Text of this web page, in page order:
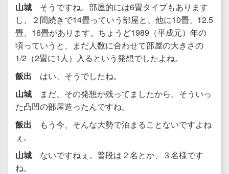
山城 そうですね。部屋的には6畳タイプもあります
し、２間続きで14畳っていう部屋と、他に10畳、12.5
畳、16畳があります。ちょうど1989（平成元）年の
頃っていうと、まだ人数に合わせて部屋の大きさの
1/2（2畳に1人）入るという発想でしたよね。
飯出 はい、そうでしたね。
山城 まだ、その発想が残ってましたから。そういっ
た凸凹の部屋造ったんですね。
飯出 もう今、そんな大勢で泊まることないですよね
ぇ。
山城 ないですねぇ。普段は２名とか、３名様です
ね。